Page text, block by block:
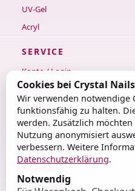
UV-Gel
Acryl
SERVICE
Konto / Login
Warenkorb
Checkout
Kontakt
RECHTLICHES
Datenschutz
Cookies bei Crystal
Wir verwenden notwendige
funktionsfähig zu halten.
werden. Zusätzlich
Nutzung anonymisiert
verbessern. Weitere
Datenschutzerklärung.
Notwendig